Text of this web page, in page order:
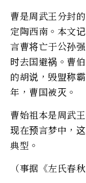
曹是周武王分封
定陶西南。本文
言曹将亡于公孙
时去国避祸。曹
的胡说，毁盟称
年，曹国被灭。
曹始祖本是周武
现在预言梦中，
典型。
（事据《左氏春